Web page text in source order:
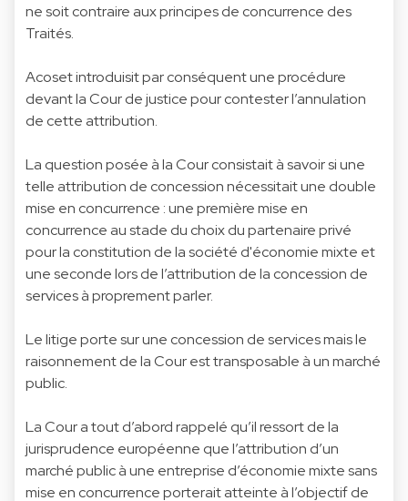
ne soit contraire aux principes de concurrence des
Traités.
Acoset introduisit par conséquent une procédure
devant la Cour de justice pour contester l’annulation
de cette attribution.
La question posée à la Cour consistait à savoir si une
telle attribution de concession nécessitait une double
mise en concurrence : une première mise en
concurrence au stade du choix du partenaire privé
pour la constitution de la société d'économie mixte et
une seconde lors de l’attribution de la concession de
services à proprement parler.
Le litige porte sur une concession de services mais le
raisonnement de la Cour est transposable à un marché
public.
La Cour a tout d’abord rappelé qu’il ressort de la
jurisprudence européenne que l’attribution d’un
marché public à une entreprise d’économie mixte sans
mise en concurrence porterait atteinte à l’objectif de